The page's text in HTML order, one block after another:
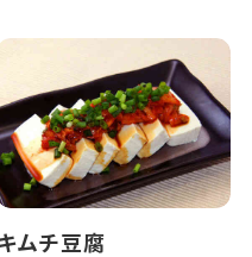
ムチ豆腐